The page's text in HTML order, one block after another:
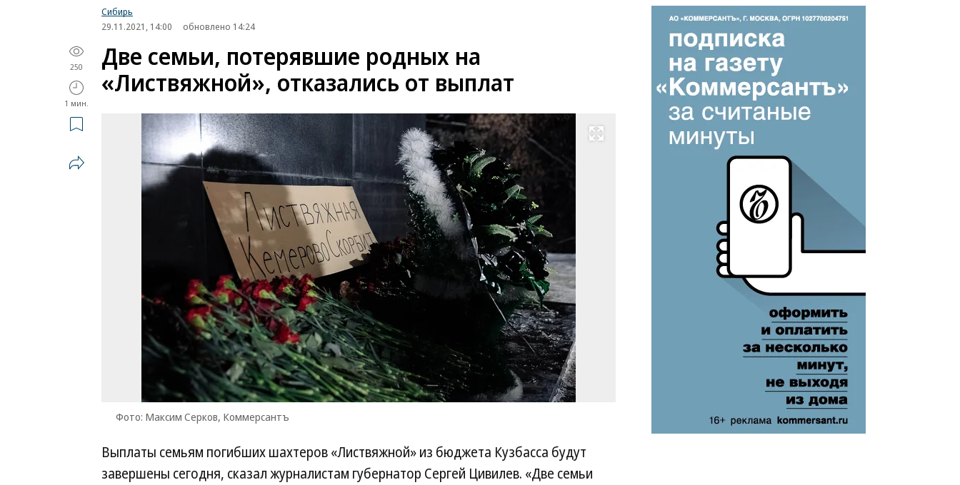
Сибирь
29.11.2021, 14:00
обновлено 14:24
250
1 мин.
Две семьи, потерявшие родных на
«Листвяжной», отказались от выплат
Развернуть на весь экран
Фото: Максим Серков, Коммерсантъ
Выплаты семьям погибших шахтеров «Листвяжной» из бюджета Кузбасса будут
завершены сегодня, сказал журналистам губернатор Сергей Цивилев. «Две семьи